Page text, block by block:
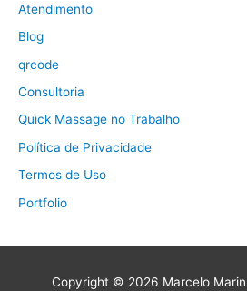
Atendimento
Blog
qrcode
Consultoria
Quick Massage no Trabalho
Política de Privacidade
Termos de Uso
Portfolio
Copyright © 2026 Marcelo Marin